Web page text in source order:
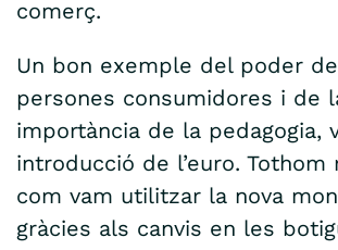
comerç.
Un bon exemple del poder
persones consumidores i de
importància de la pedagogia,
introducció de l’euro. Tothom
com vam utilitzar la nova
gràcies als canvis en les